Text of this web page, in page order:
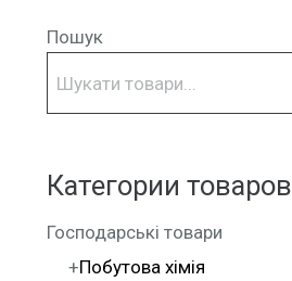
Пошук
Категории товаров
Господарські товари
Побутова хімія